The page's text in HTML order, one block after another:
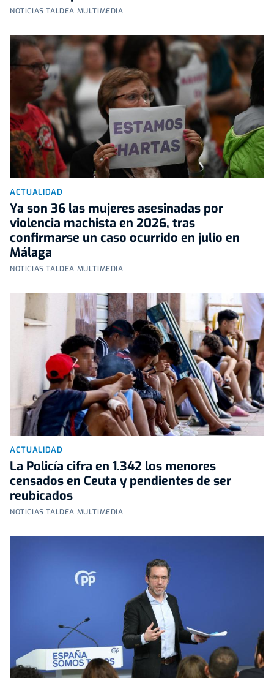
NOTICIAS TALDEA MULTIMEDIA
ACTUALIDAD
Ya son 36 las mujeres asesinadas por
violencia machista en 2026, tras
confirmarse un caso ocurrido en julio en
Málaga
NOTICIAS TALDEA MULTIMEDIA
ACTUALIDAD
La Policía cifra en 1.342 los menores
censados en Ceuta y pendientes de ser
reubicados
NOTICIAS TALDEA MULTIMEDIA